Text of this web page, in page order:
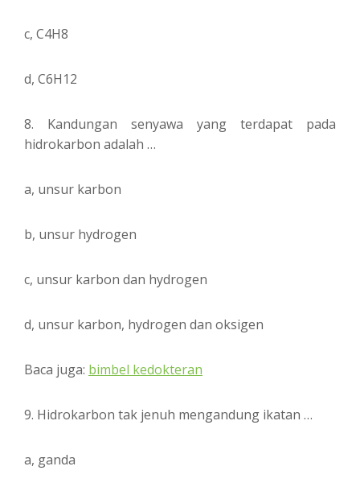
c, C4H8
d, C6H12
8. Kandungan senyawa yang terdapat pada
hidrokarbon adalah …
a, unsur karbon
b, unsur hydrogen
c, unsur karbon dan hydrogen
d, unsur karbon, hydrogen dan oksigen
Baca juga: bimbel kedokteran
9. Hidrokarbon tak jenuh mengandung ikatan …
a, ganda